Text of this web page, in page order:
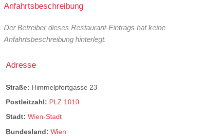
Anfahrtsbeschreibung
Der Betreiber dieses Restaurant-Eintrags hat keine
Anfahrtsbeschreibung hinterlegt.
Adresse
Straße: Himmelpfortgasse 23
Postleitzahl: PLZ 1010
Stadt: Wien-Stadt
Bundesland: Wien